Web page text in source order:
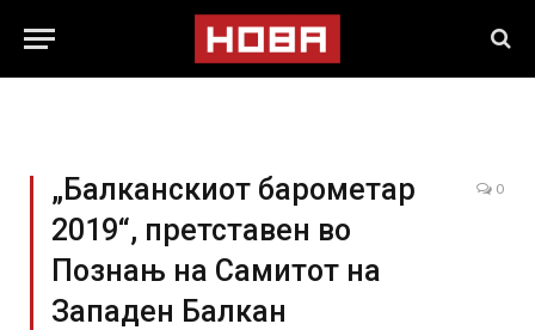
„Балканскиот барометар
2019“, претставен во
Познањ на Самитот на
Западен Балкан
0